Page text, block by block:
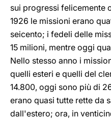
sui progressi felicemente
1926 le missioni erano
seicento; i fedeli delle
15 milioni, mentre oggi
Nello stesso anno i
quelli esteri e quelli del
14.800, oggi sono più di
erano quasi tutte rette da
dall'estero; ora, in